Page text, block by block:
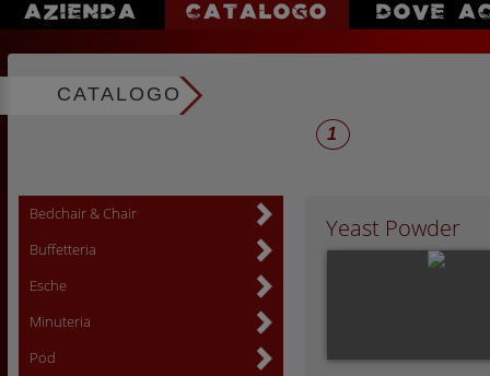
AZIENDA CATALOGO DOVE
CATALOGO
Bedchair & Chair
Buffetteria
Esche
Minuteria
Pod
1
Yeast Powder